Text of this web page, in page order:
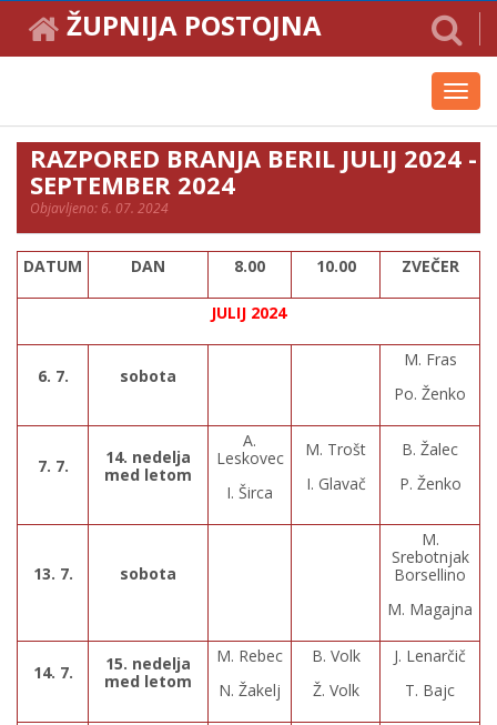
ŽUPNIJA POSTOJNA
RAZPORED BRANJA BERIL JULIJ 2024 -
SEPTEMBER 2024
Objavljeno: 6. 07. 2024
DATUM DAN 8.00 10.00 ZVEČER
JULIJ 2024
6. 7. sobota
M. Fras
Po. Ženko
7. 7.
14. nedelja
med letom
A.
Leskovec
I. Širca
M. Trošt
I. Glavač
B. Žalec
P. Ženko
13. 7. sobota
M.
Srebotnjak
Borsellino
M. Magajna
14. 7.
15. nedelja
med letom
M. Rebec
N. Žakelj
B. Volk
Ž. Volk
J. Lenarčič
T. Bajc